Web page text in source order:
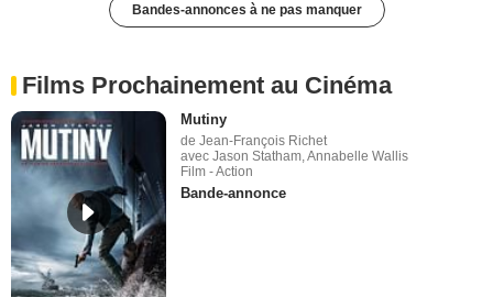
Bandes-annonces à ne pas manquer
Films Prochainement au Cinéma
Mutiny
de Jean-François Richet
avec Jason Statham, Annabelle Wallis
Film - Action
Bande-annonce